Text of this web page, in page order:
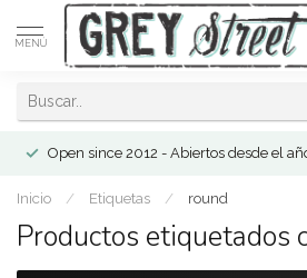
MENÚ
Open since 2012 - Abiertos desde el
Inicio / Etiquetas / round
Productos etiquetados